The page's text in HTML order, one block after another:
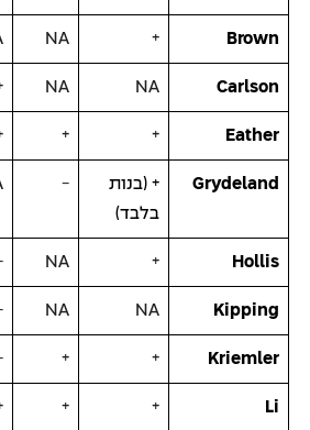
Brown
+
NA
Carlson
NA
NA
Eather
+
+
Grydeland
+ (בנות
בלבד)
−
Hollis
+
NA
Kipping
NA
NA
Kriemler
+
+
Li
+
+